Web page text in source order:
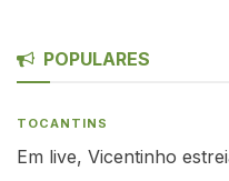
POPULARES
TOCANTINS
Em live, Vicentinho